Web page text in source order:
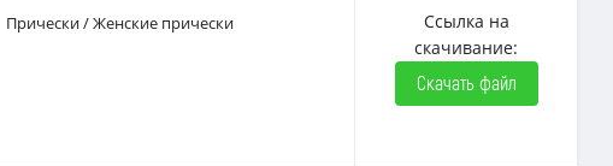
Прически/Женские прически
Ссылка на
скачивание:
Скачать файл